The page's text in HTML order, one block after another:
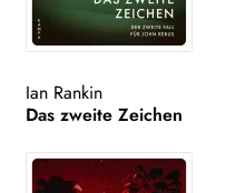
Ian Rankin
Das zweite Zeichen